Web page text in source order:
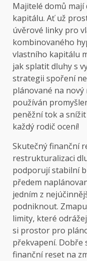
Majitelé domů
kapitálu. Ať už
úvěrové linky pro
kombinovaného
vlastního kapitálu
jak splatit dluhy s
strategii spoření
plánované na
používán
peněžní tok a
každý rodič ocení!
Skutečný finanční
restrukturalizaci
podporují stabilní
předem
jedním z
podniknout.
limity, které
si prostor pro
překvapení. Dobře
finanční reset na